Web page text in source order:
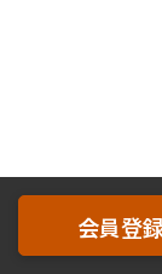
IT・Web制作ス
会員登